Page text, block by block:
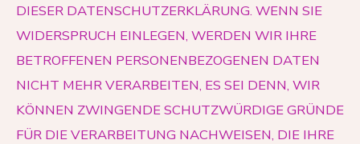
DIESER DATENSCHUTZERKLÄRUNG. WENN SIE
WIDERSPRUCH EINLEGEN, WERDEN WIR IHRE
BETROFFENEN PERSONENBEZOGENEN DATEN
NICHT MEHR VERARBEITEN, ES SEI DENN, WIR
KÖNNEN ZWINGENDE SCHUTZWÜRDIGE GRÜNDE
FÜR DIE VERARBEITUNG NACHWEISEN, DIE IHRE